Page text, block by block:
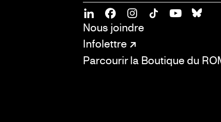
SOCIAL
LinkedinFacebookInstagram
CONNECT
Nous joindre
Infolettre
Parcourir la Boutique du